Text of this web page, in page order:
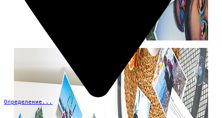
Определение...